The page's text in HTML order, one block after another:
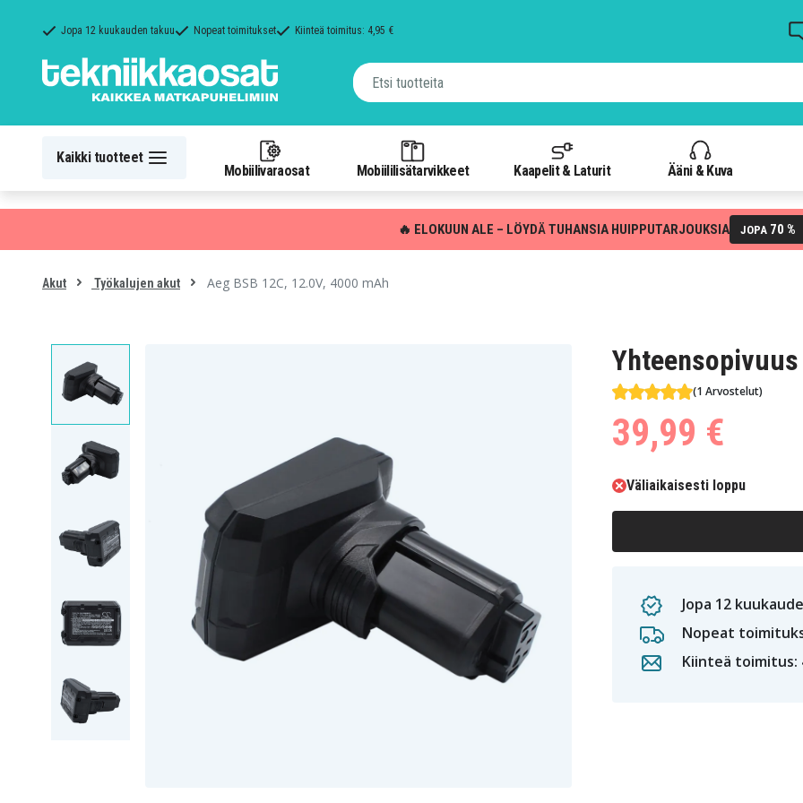
Jopa 12 kuukauden takuu Nopeat toimitukset Kiinteä toimitus: 4,95 €
Kaikki tuotteet
Mobiilivaraosat Mobiililisätarvikkeet Kaapelit & Laturit Ääni & Kuva
🔥 ELOKUUN ALE – LÖYDÄ TUHANSIA HUIPPUTARJOUKSIA JOPA 70 %
Akut Työkalujen akut Aeg BSB 12C, 12.0V, 4000 mAh
Yhteensopivuus
(1 Arvostelut)
39,99 €
Väliaikaisesti loppu
Jopa 12
Nopeat
Kiinteä toimitus: